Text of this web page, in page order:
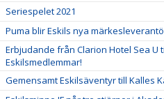
Seriespelet 2021
Puma blir Eskils nya
Erbjudande från Clarion Hotel Sea U
Eskilsmedlemmar!
Gemensamt Eskilsäventyr till Kalles